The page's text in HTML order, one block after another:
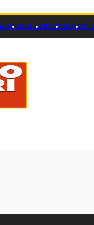
RALLYPISTAFOTO